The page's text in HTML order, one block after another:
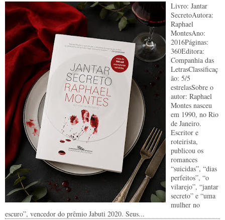
Livro: Jantar
SecretoAutora:
Raphael
MontesAno:
2016Páginas:
360Editora:
Companhia das
LetrasClassificaç
ão: 5/5
estrelasSobre o
autor: Raphael
Montes nasceu
em 1990, no Rio
de Janeiro.
Escritor e
roteirista,
publicou os
romances
“suicidas”, “dias
perfeitos”, “o
vilarejo”, “jantar
secreto” e “uma
mulher no
escuro”, vencedor do prêmio Jabuti 2020. Seus...